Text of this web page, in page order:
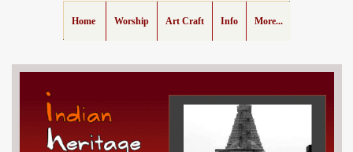
Home Worship Art Craft Info More...